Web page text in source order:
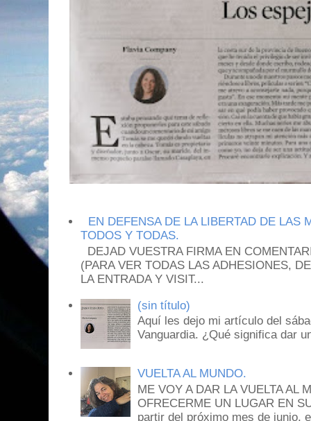
EN DEFENSA DE LA LIBERTAD DE LAS
TODOS Y TODAS.
DEJAD VUESTRA FIRMA EN
(PARA VER TODAS LAS ADHESIONES,
LA ENTRADA Y VISIT...
(sin título)
Aquí les dejo mi artículo del
Vanguardia. ¿Qué significa dar
VUELTA AL MUNDO.
ME VOY A DAR LA VUELTA AL
OFRECERME UN LUGAR EN
partir del próximo mes de junio,